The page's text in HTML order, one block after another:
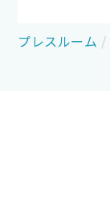
プレスルーム /